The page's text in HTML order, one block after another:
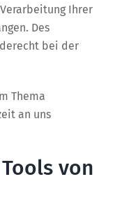
Ihrer
Des
bei der
Thema
an uns
von